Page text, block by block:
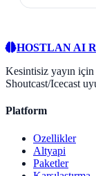
HOSTLAN AI
Kesintisiz yayın için
Shoutcast/Icecast
Platform
Ozellikler
Altyapi
Paketler